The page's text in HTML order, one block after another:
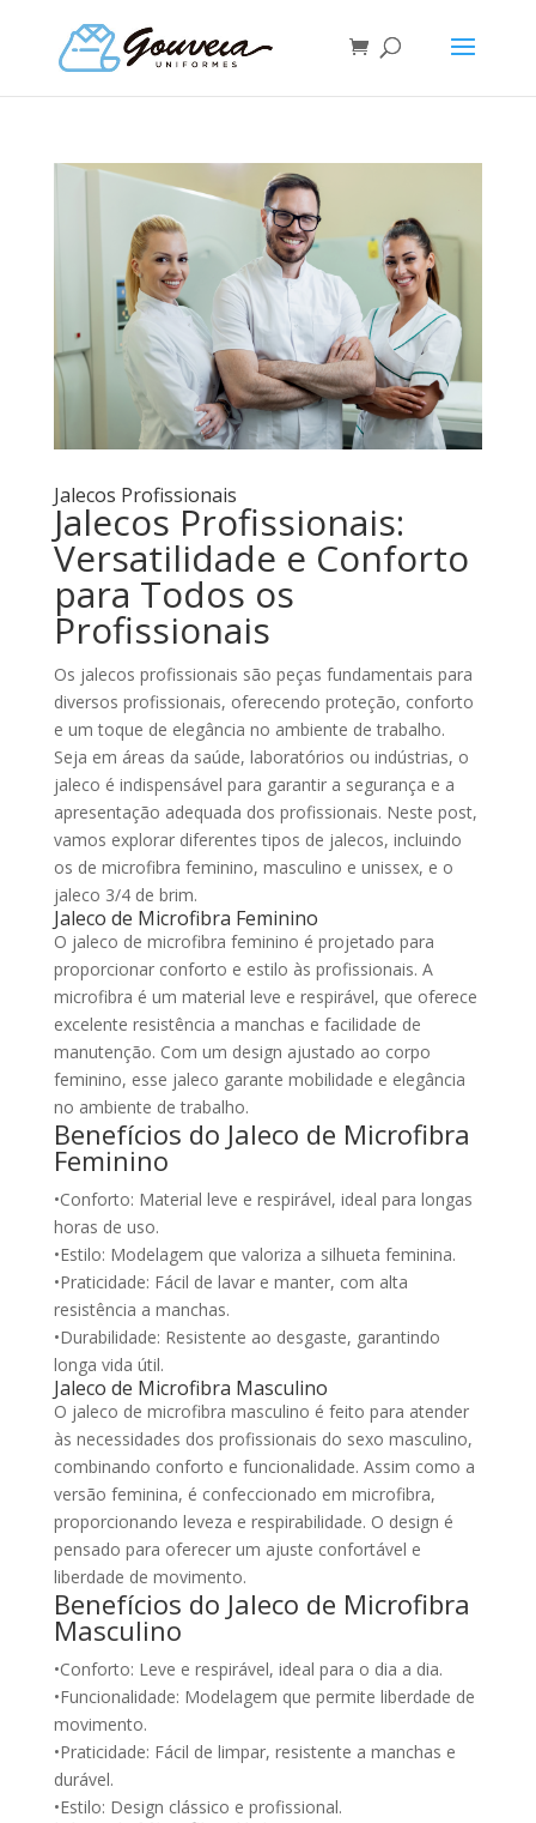
Jalecos Profissionais
Jalecos Profissionais:
Versatilidade e Conforto
para Todos os
Profissionais
Os jalecos profissionais são peças fundamentais para
diversos profissionais, oferecendo proteção, conforto
e um toque de elegância no ambiente de trabalho.
Seja em áreas da saúde, laboratórios ou indústrias, o
jaleco é indispensável para garantir a segurança e a
apresentação adequada dos profissionais. Neste post,
vamos explorar diferentes tipos de jalecos, incluindo
os de microfibra feminino, masculino e unissex, e o
jaleco 3/4 de brim.
Jaleco de Microfibra Feminino
O jaleco de microfibra feminino é projetado para
proporcionar conforto e estilo às profissionais. A
microfibra é um material leve e respirável, que oferece
excelente resistência a manchas e facilidade de
manutenção. Com um design ajustado ao corpo
feminino, esse jaleco garante mobilidade e elegância
no ambiente de trabalho.
Benefícios do Jaleco de Microfibra
Feminino
•Conforto: Material leve e respirável, ideal para longas
horas de uso.
•Estilo: Modelagem que valoriza a silhueta feminina.
•Praticidade: Fácil de lavar e manter, com alta
resistência a manchas.
•Durabilidade: Resistente ao desgaste, garantindo
longa vida útil.
Jaleco de Microfibra Masculino
O jaleco de microfibra masculino é feito para atender
às necessidades dos profissionais do sexo masculino,
combinando conforto e funcionalidade. Assim como a
versão feminina, é confeccionado em microfibra,
proporcionando leveza e respirabilidade. O design é
pensado para oferecer um ajuste confortável e
liberdade de movimento.
Benefícios do Jaleco de Microfibra
Masculino
•Conforto: Leve e respirável, ideal para o dia a dia.
•Funcionalidade: Modelagem que permite liberdade de
movimento.
•Praticidade: Fácil de limpar, resistente a manchas e
durável.
•Estilo: Design clássico e profissional.